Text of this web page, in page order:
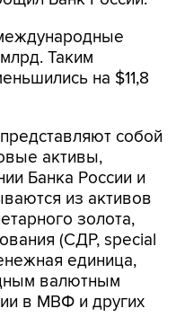
Таким
на $11,8
собой
активы,
Банка России и
из активов
золота,
(СДР, special
единица,
валютным
в МВФ и других